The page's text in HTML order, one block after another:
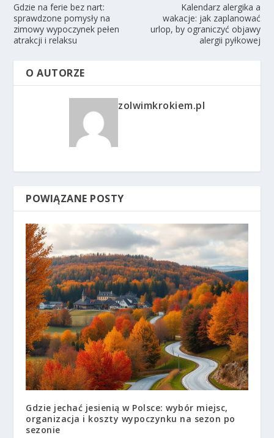
Gdzie na ferie bez nart:
sprawdzone pomysły na
zimowy wypoczynek pełen
atrakcji i relaksu
Kalendarz alergika a
wakacje: jak zaplanować
urlop, by ograniczyć objawy
alergii pyłkowej
O AUTORZE
zolwimkrokiem.pl
POWIĄZANE POSTY
Gdzie jechać jesienią w Polsce: wybór miejsc,
organizacja i koszty wypoczynku na sezon po
sezonie